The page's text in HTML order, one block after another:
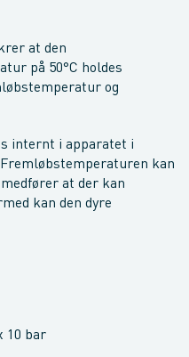
at den
på 50°C holdes
og
internt i apparatet i
Fremløbstemperaturen kan
at der kan
kan den dyre
10 bar